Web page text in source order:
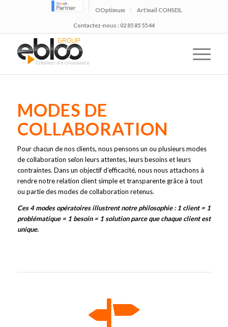
OOptimum Art’mail CONSEIL
Contactez-nous : 02 85 85 55 44
MODES DE
COLLABORATION
Pour chacun de nos clients, nous pensons un ou plusieurs modes
de collaboration selon leurs attentes, leurs besoins et leurs
contraintes. Dans un objectif d’efficacité, nous nous attachons à
rendre notre relation client simple et transparente grâce à tout
ou partie des modes de collaboration retenus.
Ces 4 modes opératoires illustrent notre philosophie : 1 client = 1
problématique = 1 besoin = 1 solution parce que chaque client est
unique.